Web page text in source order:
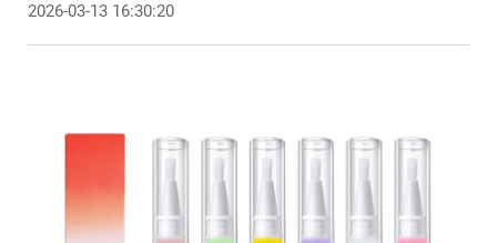
2026-03-13 16:30:20